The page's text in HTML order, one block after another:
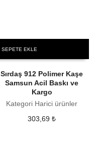
SEPETE EKLE
Sırdaş 912 Polimer Kaşe
Samsun Acil Baskı ve
Kargo
Kategori Harici ürünler
303,69₺